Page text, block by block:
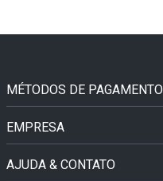
MÉTODOS DE PAGAMENTO
EMPRESA
AJUDA & CONTATO